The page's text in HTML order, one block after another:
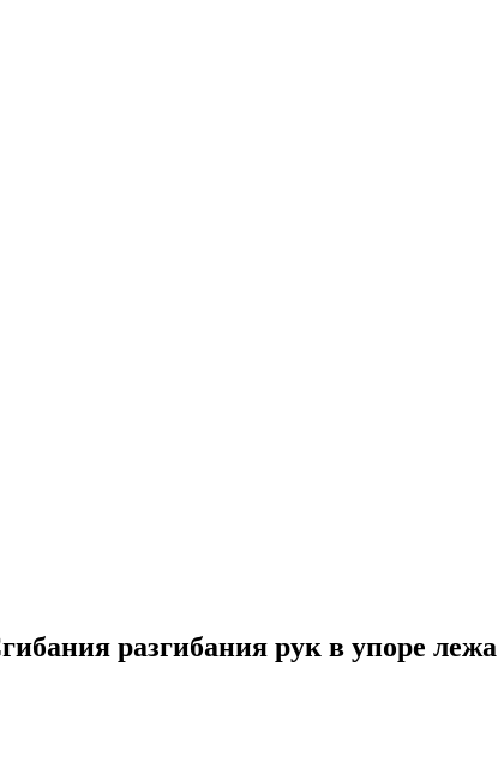
разгибания рук в упоре